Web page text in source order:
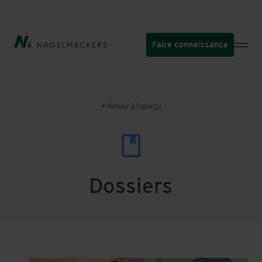
contenu
principal
Faire connaissance
Retour à l'aperçu
Dossiers